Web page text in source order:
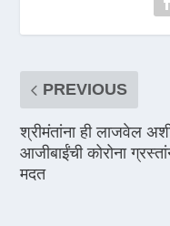
PREVIOUS
श्रीमंतांना ही लाजवेल
आजीबाईंची कोरोना
मदत